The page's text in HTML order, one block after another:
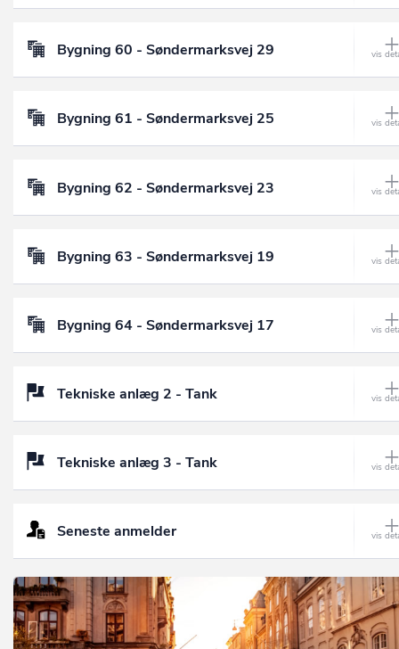
Bygning 60 - Søndermarksvej 29
Bygning 61 - Søndermarksvej 25
Bygning 62 - Søndermarksvej 23
Bygning 63 - Søndermarksvej 19
Bygning 64 - Søndermarksvej 17
Tekniske anlæg 2 - Tank
Tekniske anlæg 3 - Tank
Seneste anmelder